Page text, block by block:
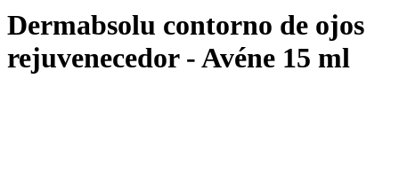
Dermabsolu contorno de ojos
rejuvenecedor - Avéne 15 ml